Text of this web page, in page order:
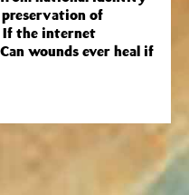
of
If the internet
wounds ever heal if